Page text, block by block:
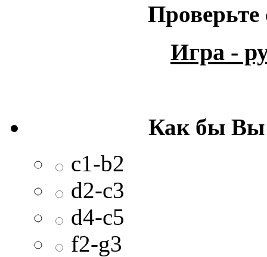
Проверьте
Игра -
Как бы Вы
c1-b2
d2-c3
d4-c5
f2-g3